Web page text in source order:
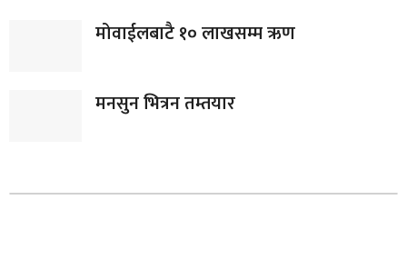
मोवाईलबाटै १० लाखसम्म ऋण
मनसुन भित्रन तम्तयार